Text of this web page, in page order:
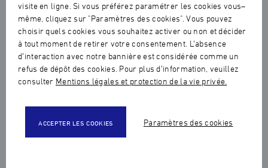
visite en ligne. Si vous préférez paramétrer les cookies vous–
même, cliquez sur "Paramètres des cookies". Vous pouvez
choisir quels cookies vous souhaitez activer ou non et décider
à tout moment de retirer votre consentement. L’absence
d’interaction avec notre bannière est considérée comme un
refus de dépôt des cookies. Pour plus d’information, veuillez
consulter Mentions légales et protection de la vie privée.
ACCEPTER LES COOKIES Paramètres des cookies